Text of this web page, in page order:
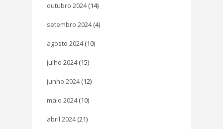
outubro 2024(14)
setembro 2024(4)
agosto 2024(10)
julho 2024(15)
junho 2024(12)
maio 2024(10)
abril 2024(21)